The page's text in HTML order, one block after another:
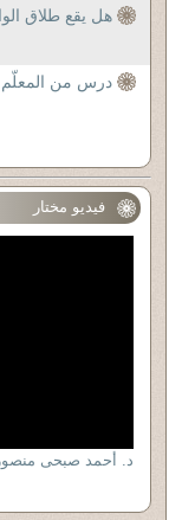
هل يقع طلاق
درس من
فيديو مختار